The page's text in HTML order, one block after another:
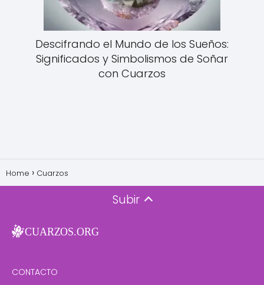
Descifrando el Mundo de los Sueños:
Significados y Simbolismos de Soñar
con Cuarzos
Home Cuarzos
Subir
CONTACTO